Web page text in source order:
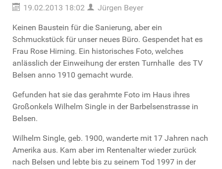
19.02.2013 18:02 Jürgen Beyer
Keinen Baustein für die Sanierung, aber ein
Schmuckstück für unser neues Büro. Gespendet hat es
Frau Rose Hirning. Ein historisches Foto, welches
anlässlich der Einweihung der ersten Turnhalle des TV
Belsen anno 1910 gemacht wurde.
Gefunden hat sie das gerahmte Foto im Haus ihres
Großonkels Wilhelm Single in der Barbelsenstrasse in
Belsen.
Wilhelm Single, geb. 1900, wanderte mit 17 Jahren nach
Amerika aus. Kam aber im Rentenalter wieder zurück
nach Belsen und lebte bis zu seinem Tod 1997 in der